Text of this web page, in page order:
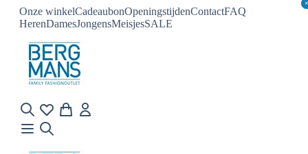
Onze winkelCadeaubonOpeningstijdenContactFAQ
HerenDamesJongensMeisjesSALE
×
×